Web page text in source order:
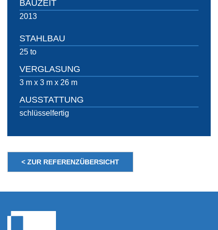
BAUZEIT
2013
STAHLBAU
25 to
VERGLASUNG
3 m x 3 m x 26 m
AUSSTATTUNG
schlüsselfertig
< ZUR REFERENZÜBERSICHT